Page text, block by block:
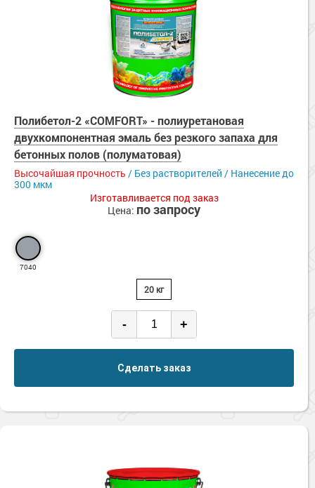
Полибетол-2 «COMFORT» - полиуретановая
двухкомпонентная эмаль без резкого запаха для
бетонных полов (полуматовая)
Высочайшая прочность / Без растворителей / Нанесение до
300 мкм
Изготавливается под заказ
Цена: по запросу
7040
20 кг
- +
Сделать заказ